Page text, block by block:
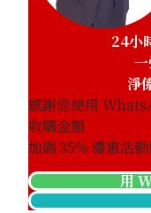
24小
淨
感謝您使用
收購金額
加碼35% 優惠活動
用